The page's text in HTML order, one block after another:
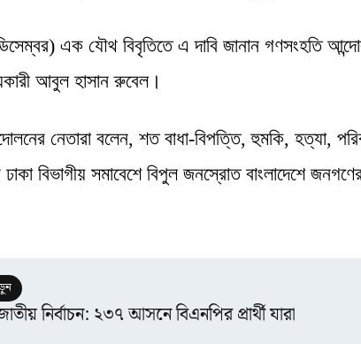
এক যৌথ বিবৃতিতে এ দাবি জানান গণসংহতি
আবুল হাসান রুবেল।
নেতারা বলেন, শত বাধা-বিপত্তি, হুমকি, হত্যা,
বিভাগীয় সমাবেশে বিপুল জনস্রোত বাংলাদেশে
নির্বাচন: ২৩৭ আসনে বিএনপির প্রার্থী যারা